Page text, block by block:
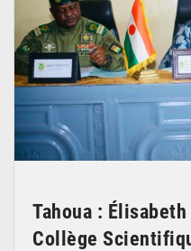
Tahoua :
Collège